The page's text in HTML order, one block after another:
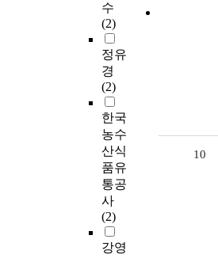
수
(2)
정유
경
(2)
한국
농수
산식
품유
통공
사
(2)
강영
10